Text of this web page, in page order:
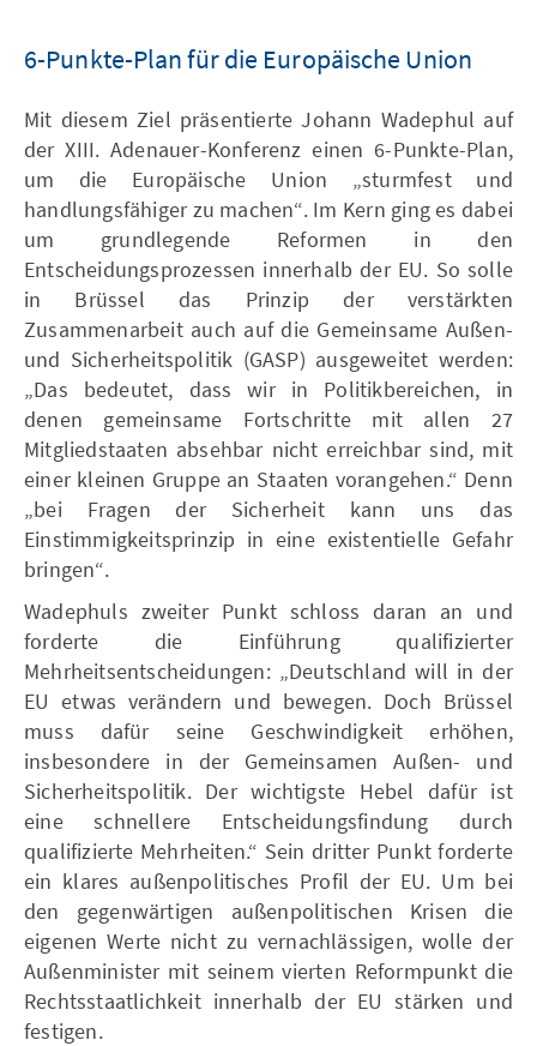
6-Punkte-Plan für die Europäische Union
Mit diesem Ziel präsentierte Johann Wadephul auf
der XIII. Adenauer-Konferenz einen 6-Punkte-Plan,
um die Europäische Union „sturmfest und
handlungsfähiger zu machen“. Im Kern ging es dabei
um grundlegende Reformen in den
Entscheidungsprozessen innerhalb der EU. So solle
in Brüssel das Prinzip der verstärkten
Zusammenarbeit auch auf die Gemeinsame Außen-
und Sicherheitspolitik (GASP) ausgeweitet werden:
„Das bedeutet, dass wir in Politikbereichen, in
denen gemeinsame Fortschritte mit allen 27
Mitgliedstaaten absehbar nicht erreichbar sind, mit
einer kleinen Gruppe an Staaten vorangehen.“ Denn
„bei Fragen der Sicherheit kann uns das
Einstimmigkeitsprinzip in eine existentielle Gefahr
bringen“.
Wadephuls zweiter Punkt schloss daran an und
forderte die Einführung qualifizierter
Mehrheitsentscheidungen: „Deutschland will in der
EU etwas verändern und bewegen. Doch Brüssel
muss dafür seine Geschwindigkeit erhöhen,
insbesondere in der Gemeinsamen Außen- und
Sicherheitspolitik. Der wichtigste Hebel dafür ist
eine schnellere Entscheidungsfindung durch
qualifizierte Mehrheiten.“ Sein dritter Punkt forderte
ein klares außenpolitisches Profil der EU. Um bei
den gegenwärtigen außenpolitischen Krisen die
eigenen Werte nicht zu vernachlässigen, wolle der
Außenminister mit seinem vierten Reformpunkt die
Rechtsstaatlichkeit innerhalb der EU stärken und
festigen.